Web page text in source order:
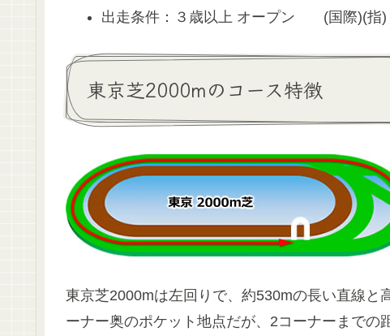
出走条件：３歳以上 オープン (国際)(指)
東京芝2000mのコース特徴
東京芝2000mは左回りで、約530mの長い直線と
ーナー奥のポケット地点だが、2コーナーまで